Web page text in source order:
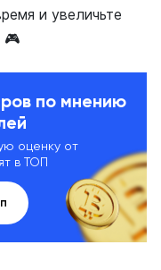
и увеличьте
🎮
по мнению
оценку от
в ТОП